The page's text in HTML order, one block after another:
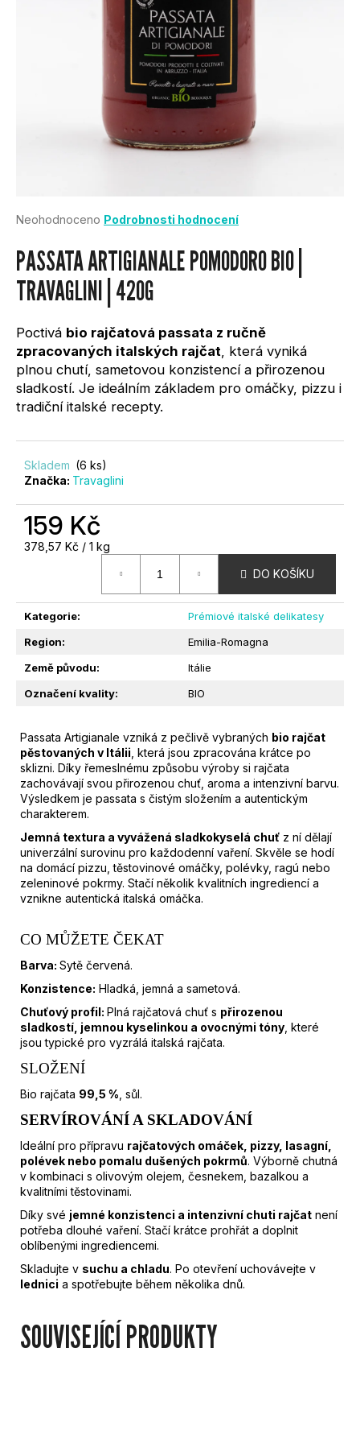
Průměrné
produktu
je
0,0
hvězdiček.
Neohodnoceno Podrobnosti hodnocení
PASSATA ARTIGIANALE POMODORO BIO |
TRAVAGLINI | 420G
Poctivá bio rajčatová passata z ručně
zpracovaných italských rajčat , která vyniká
plnou chutí, sametovou konzistencí a přirozenou
sladkostí. Je ideálním základem pro omáčky, pizzu i
tradiční italské recepty.
Skladem (6 ks)
Značka: Travaglini
159 Kč
Měrná
378,57 Kč / 1 kg
DO KOŠÍKU
Kategorie:
Prémiové italské delikatesy
Region:
Emilia-Romagna
Země původu:
Itálie
Označení kvality: BIO
Passata Artigianale vzniká z pečlivě vybraných bio rajčat
pěstovaných v Itálii , která jsou zpracována krátce po
sklizni. Díky řemeslnému způsobu výroby si rajčata
zachovávají svou přirozenou chuť, aroma a intenzivní barvu.
Výsledkem je passata s čistým složením a autentickým
charakterem.
Jemná textura a vyvážená sladkokyselá chuť z ní dělají
univerzální surovinu pro každodenní vaření. Skvěle se hodí
na domácí pizzu, těstovinové omáčky, polévky, ragú nebo
zeleninové pokrmy. Stačí několik kvalitních ingrediencí a
vznikne autentická italská omáčka.
CO MŮŽETE ČEKAT
Barva: Sytě červená.
Konzistence: Hladká, jemná a sametová.
Chuťový profil: Plná rajčatová chuť s přirozenou
sladkostí, jemnou kyselinkou a ovocnými tóny , které
jsou typické pro vyzrálá italská rajčata.
SLOŽENÍ
Bio rajčata 99,5 % , sůl.
SERVÍROVÁNÍ A SKLADOVÁNÍ
Ideální pro přípravu rajčatových omáček, pizzy, lasagní,
polévek nebo pomalu dušených pokrmů. Výborně chutná
v kombinaci s olivovým olejem, česnekem, bazalkou a
kvalitními těstovinami.
Díky své jemné konzistenci a intenzivní chuti rajčat není
potřeba dlouhé vaření. Stačí krátce prohřát a doplnit
oblíbenými ingrediencemi.
Skladujte v suchu a chladu. Po otevření uchovávejte v
lednici a spotřebujte během několika dnů.
SOUVISEJÍCÍ PRODUKTY
N
A
J
Í
T
?
HLEDAT
O
M
E
OLIVOVÝ
OLEJ
EXTRA
VIRGIN
SALVAGNO
5L
Kč